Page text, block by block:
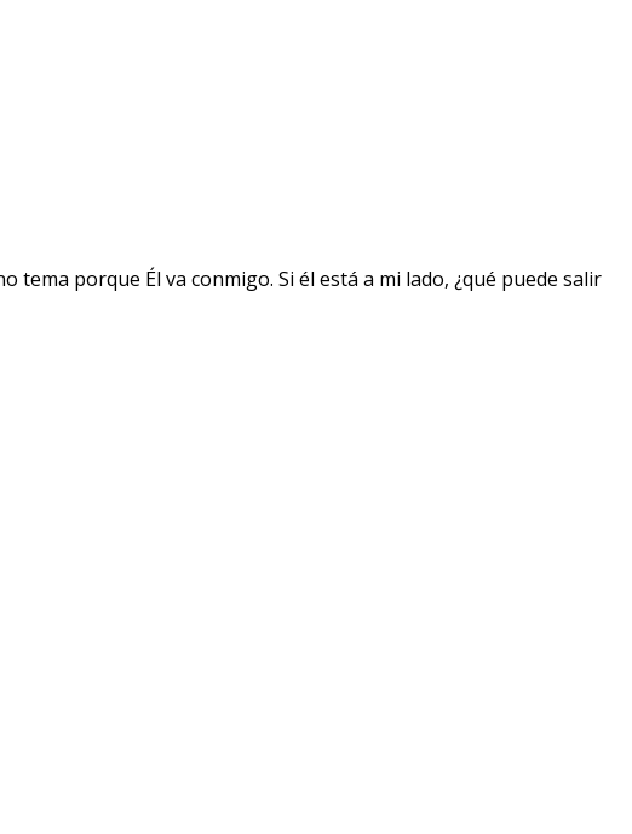
porque Él va conmigo. Si él está a mi lado, ¿qué puede salir